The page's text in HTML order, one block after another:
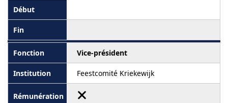
Vice-président
Feestcomité Kriekewijk